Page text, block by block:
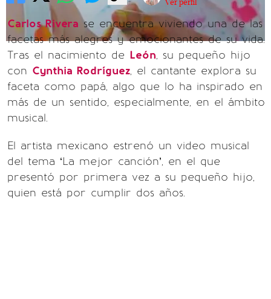
Ver perfil
Carlos Rivera se encuentra viviendo una de las
facetas más alegres y emocionantes de su vida.
Tras el nacimiento de León, su pequeño hijo
con Cynthia Rodríguez, el cantante explora su
faceta como papá, algo que lo ha inspirado en
más de un sentido, especialmente, en el ámbito
musical.
El artista mexicano estrenó un video musical
del tema ‘La mejor canción’, en el que
presentó por primera vez a su pequeño hijo,
quien está por cumplir dos años.